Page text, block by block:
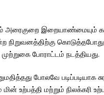
அரைகுறை இறையாண்மையும்
போராட்டம் நடத்தியது.
போலவே படிப்படியாக
உற்பத்தி மற்றும் நிலக்கரி